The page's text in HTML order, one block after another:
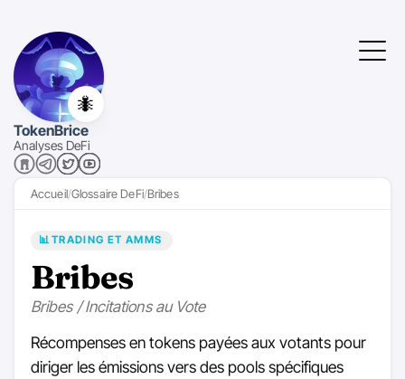
🐜
TokenBrice
Analyses DeFi
Accueil Glossaire DeFi Bribes
📊 TRADING ET AMMS
Bribes
Bribes / Incitations au Vote
Récompenses en tokens payées aux votants pour
diriger les émissions vers des pools spécifiques